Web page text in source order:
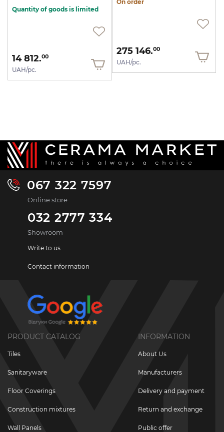
Quantity of goods is limited
14 812.00
UAH/pc.
On order
275 146.00
UAH/pc.
067 322 7597
Online store
032 2777 334
Showroom
Write to us
Contact information
PRODUCT CATALOG
Tiles
Sanitaryware
Floor Coverings
Construction mixtures
Wall Panels
INFORMATION
About Us
Manufacturers
Delivery and payment
Return and exchange
Public offer